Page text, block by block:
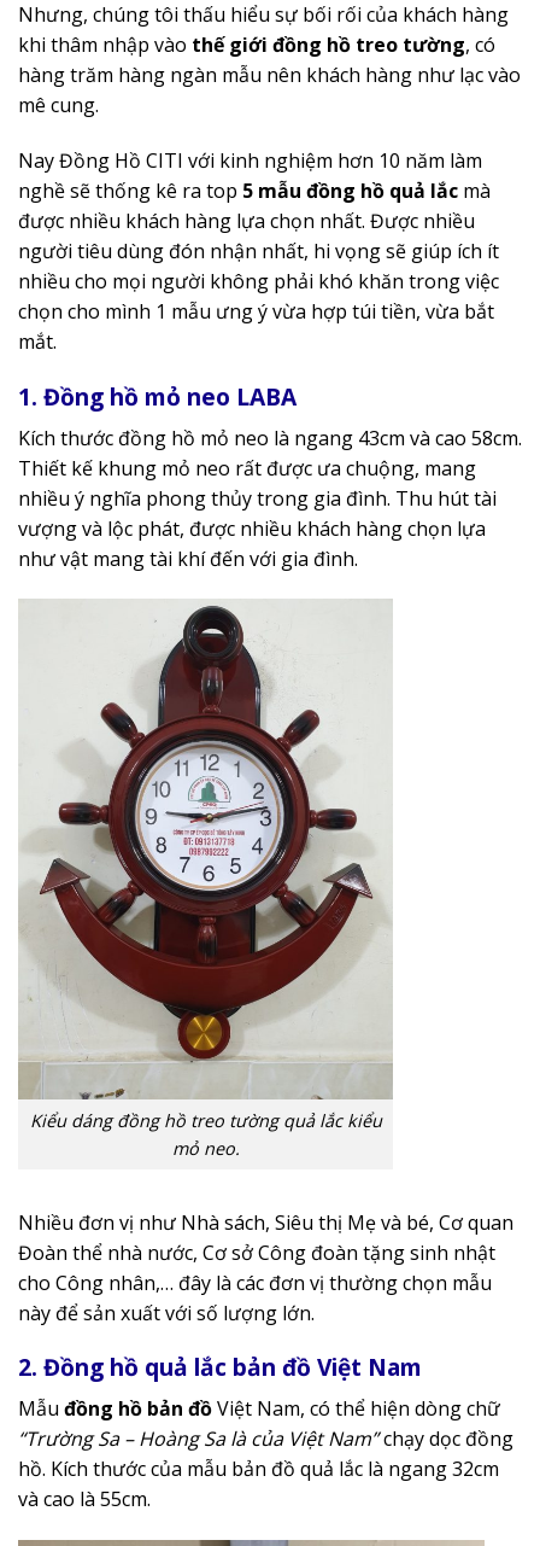
Nhưng, chúng tôi thấu hiểu sự bối rối của khách hàng
khi thâm nhập vào thế giới đồng hồ treo tường, có
hàng trăm hàng ngàn mẫu nên khách hàng như lạc vào
mê cung.
Nay Đồng Hồ CITI với kinh nghiệm hơn 10 năm làm
nghề sẽ thống kê ra top 5 mẫu đồng hồ quả lắc mà
được nhiều khách hàng lựa chọn nhất. Được nhiều
người tiêu dùng đón nhận nhất, hi vọng sẽ giúp ích ít
nhiều cho mọi người không phải khó khăn trong việc
chọn cho mình 1 mẫu ưng ý vừa hợp túi tiền, vừa bắt
mắt.
1. Đồng hồ mỏ neo LABA
Kích thước đồng hồ mỏ neo là ngang 43cm và cao 58cm.
Thiết kế khung mỏ neo rất được ưa chuộng, mang
nhiều ý nghĩa phong thủy trong gia đình. Thu hút tài
vượng và lộc phát, được nhiều khách hàng chọn lựa
như vật mang tài khí đến với gia đình.
Kiểu dáng đồng hồ treo tường quả lắc kiểu
mỏ neo.
Nhiều đơn vị như Nhà sách, Siêu thị Mẹ và bé, Cơ quan
Đoàn thể nhà nước, Cơ sở Công đoàn tặng sinh nhật
cho Công nhân,… đây là các đơn vị thường chọn mẫu
này để sản xuất với số lượng lớn.
2. Đồng hồ quả lắc bản đồ Việt Nam
Mẫu đồng hồ bản đồViệt Nam, có thể hiện dòng chữ
“Trường Sa – Hoàng Sa là của Việt Nam”chạy dọc đồng
hồ. Kích thước của mẫu bản đồ quả lắc là ngang 32cm
và cao là 55cm.